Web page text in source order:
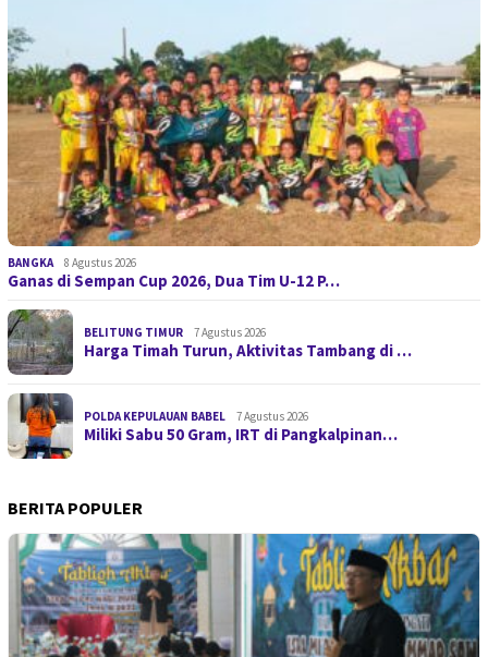
BANGKA 8 Agustus 2026
Ganas di Sempan Cup 2026, Dua Tim U-12 P…
BELITUNG TIMUR 7 Agustus 2026
Harga Timah Turun, Aktivitas Tambang di …
POLDA KEPULAUAN BABEL 7 Agustus 2026
Miliki Sabu 50 Gram, IRT di Pangkalpinan…
BERITA POPULER